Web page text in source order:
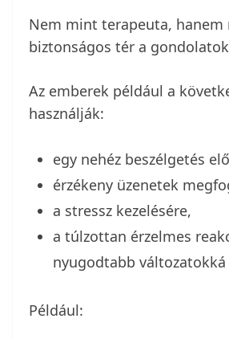
Nem mint terapeuta, hanem
biztonságos tér a
Az emberek például a
használják:
egy nehéz beszélgetés
érzékeny üzenetek
a stressz kezelésére,
a túlzottan érzelmes
nyugodtabb
Például: